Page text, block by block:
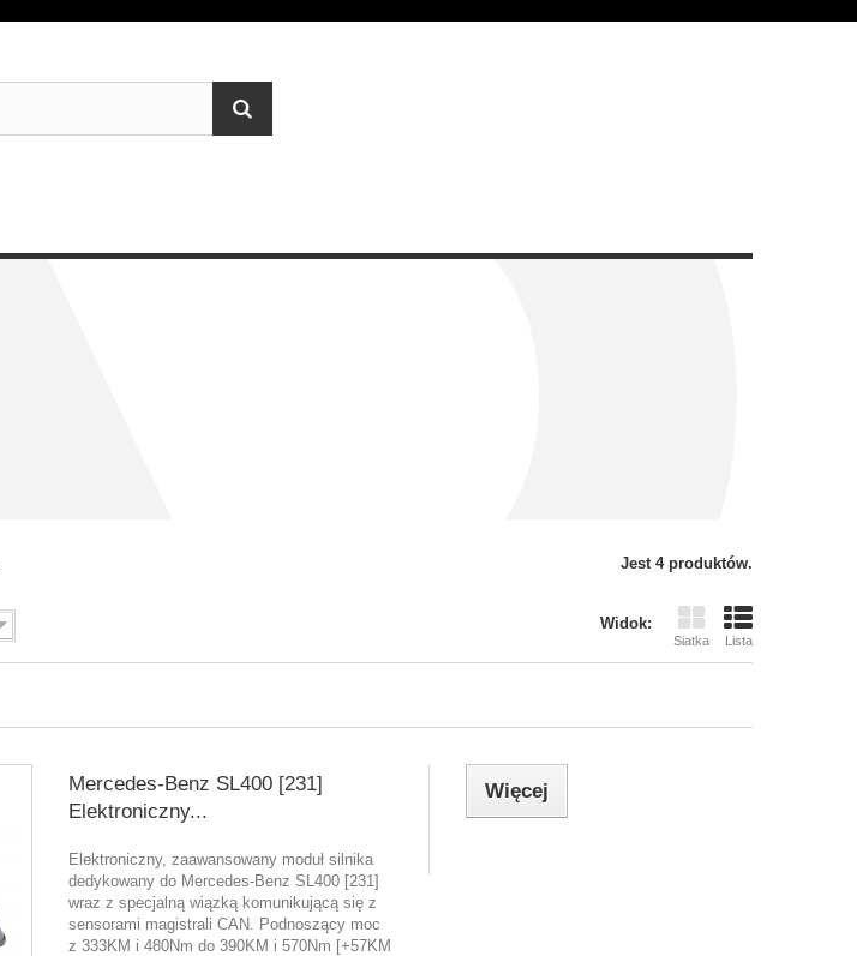
Jest 4 produktów.
Widok:
Siatka Lista
Mercedes-Benz SL400 [231]
Elektroniczny...
Elektroniczny, zaawansowany moduł silnika
dedykowany do Mercedes-Benz SL400 [231]
wraz z specjalną wiązką komunikującą się z
sensorami magistrali CAN. Podnoszący moc
z 333KM i 480Nm do 390KM i 570Nm [+57KM
Więcej